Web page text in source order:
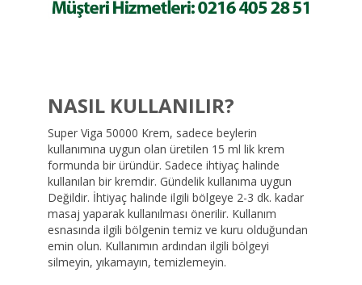
NASIL KULLANILIR?
Super Viga 50000 Krem, sadece beylerin
kullanımına uygun olan üretilen 15 ml lik krem
formunda bir üründür. Sadece ihtiyaç halinde
kullanılan bir kremdir. Gündelik kullanıma uygun
Değildir. İhtiyaç halinde ilgili bölgeye 2-3 dk. kadar
masaj yaparak kullanılması önerilir. Kullanım
esnasında ilgili bölgenin temiz ve kuru olduğundan
emin olun. Kullanımın ardından ilgili bölgeyi
silmeyin, yıkamayın, temizlemeyin.